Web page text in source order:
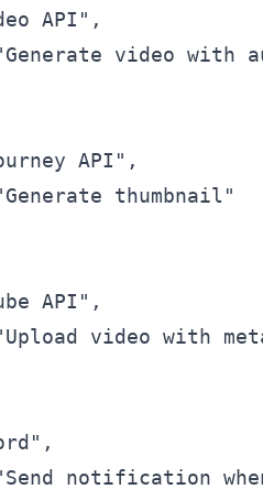
API",
video with
API",
thumbnail"
API",
video with
notification